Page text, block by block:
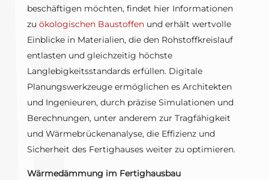
beschäftigen möchten, findet hier Informationen
zu ökologischen Baustoffenund erhält wertvolle
Einblicke in Materialien, die den Rohstoffkreislauf
entlasten und gleichzeitig höchste
Langlebigkeitsstandards erfüllen. Digitale
Planungswerkzeuge ermöglichen es Architekten
und Ingenieuren, durch präzise Simulationen und
Berechnungen, unter anderem zur Tragfähigkeit
und Wärmebrückenanalyse, die Effizienz und
Sicherheit des Fertighauses weiter zu optimieren.
Wärmedämmung im Fertighausbau